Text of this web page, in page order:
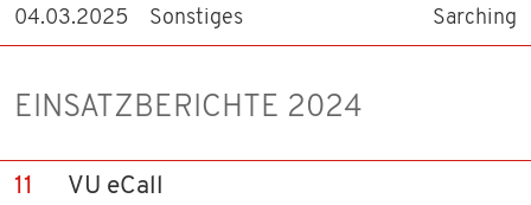
04.03.2025 Sonstiges Sarching
EINSATZBERICHTE 2024
11 VU eCall